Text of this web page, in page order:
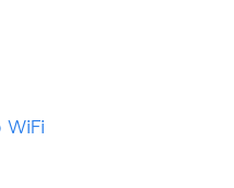
WiFi